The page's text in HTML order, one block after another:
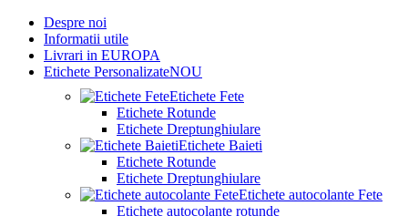
Despre noi
Informatii utile
Livrari in EUROPA
Etichete PersonalizateNOU
Etichete Fete
Etichete Rotunde
Etichete Dreptunghiulare
Etichete Baieti
Etichete Rotunde
Etichete Dreptunghiulare
Etichete autocolante Fete
Etichete autocolante rotunde